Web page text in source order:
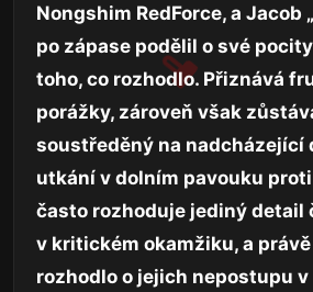
Nongshim RedForce, a Jacob
po zápase podělil o své
toho, co rozhodlo. Přiznává
porážky, zároveň však
soustředěný na nadcházející
utkání v dolním pavouku proti
často rozhoduje jediný detail
v kritickém okamžiku, a
rozhodlo o jejich nepostupu